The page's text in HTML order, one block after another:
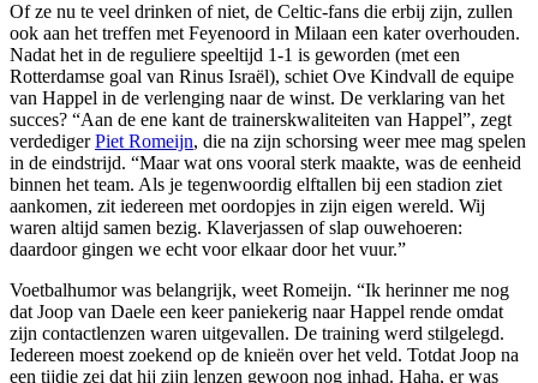
Of ze nu te veel drinken of niet, de Celtic-fans die erbij zijn, zullen
ook aan het treffen met Feyenoord in Milaan een kater overhouden.
Nadat het in de reguliere speeltijd 1-1 is geworden (met een
Rotterdamse goal van Rinus Israël), schiet Ove Kindvall de equipe
van Happel in de verlenging naar de winst. De verklaring van het
succes? “Aan de ene kant de trainerskwaliteiten van Happel”, zegt
verdedigerPiet Romeijn, die na zijn schorsing weer mee mag spelen
in de eindstrijd. “Maar wat ons vooral sterk maakte, was de eenheid
binnen het team. Als je tegenwoordig elftallen bij een stadion ziet
aankomen, zit iedereen met oordopjes in zijn eigen wereld. Wij
waren altijd samen bezig. Klaverjassen of slap ouwehoeren:
daardoor gingen we echt voor elkaar door het vuur.”
Voetbalhumor was belangrijk, weet Romeijn. “Ik herinner me nog
dat Joop van Daele een keer paniekerig naar Happel rende omdat
zijn contactlenzen waren uitgevallen. De training werd stilgelegd.
Iedereen moest zoekend op de knieën over het veld. Totdat Joop na
een tijdje zei dat hij zijn lenzen gewoon nog inhad. Haha, er was